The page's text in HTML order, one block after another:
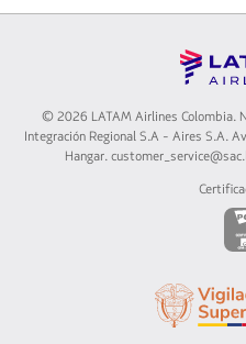
© 2026 LATAM Airlines Colombia.
Integración Regional S.A - Aires S.A.
Hangar.